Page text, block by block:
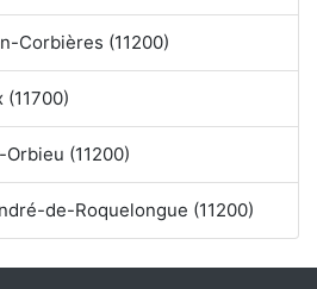
Corbières (11200)
(11200)
de-Roquelongue (11200)